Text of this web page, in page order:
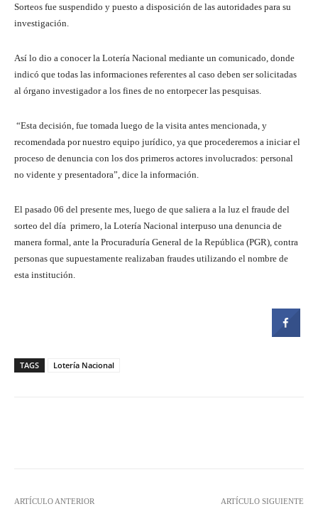
Sorteos fue suspendido y puesto a disposición de las autoridades para su
investigación.
Así lo dio a conocer la Lotería Nacional mediante un comunicado, donde
indicó que todas las informaciones referentes al caso deben ser solicitadas
al órgano investigador a los fines de no entorpecer las pesquisas.
“Esta decisión, fue tomada luego de la visita antes mencionada, y
recomendada por nuestro equipo jurídico, ya que procederemos a iniciar el
proceso de denuncia con los dos primeros actores involucrados: personal
no vidente y presentadora”, dice la información.
El pasado 06 del presente mes, luego de que saliera a la luz el fraude del
sorteo del día primero, la Lotería Nacional interpuso una denuncia de
manera formal, ante la Procuraduría General de la República (PGR), contra
personas que supuestamente realizaban fraudes utilizando el nombre de
esta institución.
TAGS Lotería Nacional
ARTÍCULO ANTERIOR ARTÍCULO SIGUIENTE